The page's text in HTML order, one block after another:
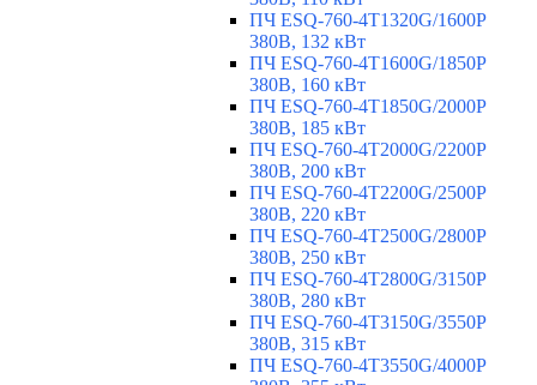
ПЧ ESQ-760-4T1320G/1600P
380В, 132 кВт
ПЧ ESQ-760-4T1600G/1850P
380В, 160 кВт
ПЧ ESQ-760-4T1850G/2000P
380В, 185 кВт
ПЧ ESQ-760-4T2000G/2200P
380В, 200 кВт
ПЧ ESQ-760-4T2200G/2500P
380В, 220 кВт
ПЧ ESQ-760-4T2500G/2800P
380В, 250 кВт
ПЧ ESQ-760-4T2800G/3150P
380В, 280 кВт
ПЧ ESQ-760-4T3150G/3550P
380В, 315 кВт
ПЧ ESQ-760-4T3550G/4000P